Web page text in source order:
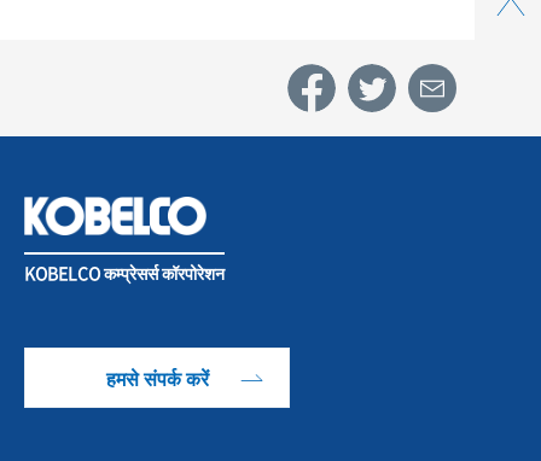
KOBELCO कम्प्रेसर्स कॉरपोरेशन
हमसे संपर्क करें